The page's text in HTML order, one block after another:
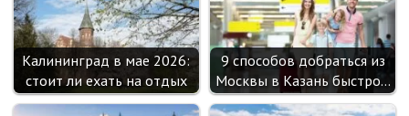
Калининград в мае 2026:
стоит ли ехать на отдых
9 способов добраться из
Москвы в Казань быстро…